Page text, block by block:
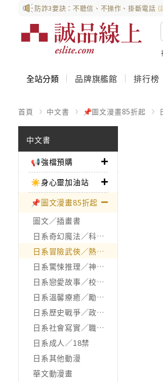
防詐3要訣：不聽信、不操作、掛斷電話 (
全站分類 品牌旗艦館 排行榜
首頁 中文書 📌圖文漫畫85折起
中文書
📢強檔預購
☀️身心靈加油站
📌圖文漫畫85折起
圖文／插畫書
日系奇幻魔法／科幻冒險
日系冒險武俠／熱血運動
日系驚悚推理／神怪靈異
日系戀愛故事／校園青春
日系溫馨療癒／勵志搞笑
日系歷史戰爭／政治宗教
日系社會寫實／職場職人
日系成人／18禁
日系其他動漫
華文動漫畫